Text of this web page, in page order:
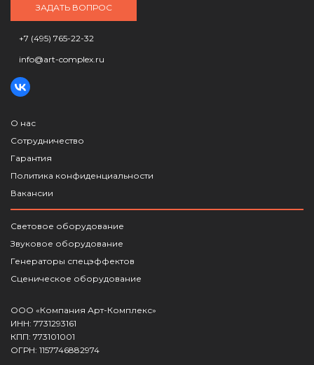
ЗАДАТЬ ВОПРОС
+7 (495) 765-22-32
info@art-complex.ru
О нас
Сотрудничество
Гарантия
Политика конфиденциальности
Вакансии
Световое оборудование
Звуковое оборудование
Генераторы спецэффектов
Сценическое оборудование
ООО «Компания Арт-Комплекс»
ИНН: 7731293161
КПП: 773101001
ОГРН: 1157746882974